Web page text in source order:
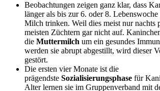
Beobachtungen zeigen ganz klar, dass
länger als bis zur 6. oder 8.
Milch trinken. Weil dies meist nur nachts
meisten Züchtern gar nicht auf.
die Muttermilch um ein gesundes
werden sie abrupt abgestillt, wird dieser
gestört.
Die ersten vier Monate ist die
prägendste Sozialisierungsphase für
Alter lernen sie im Gruppenverband mit